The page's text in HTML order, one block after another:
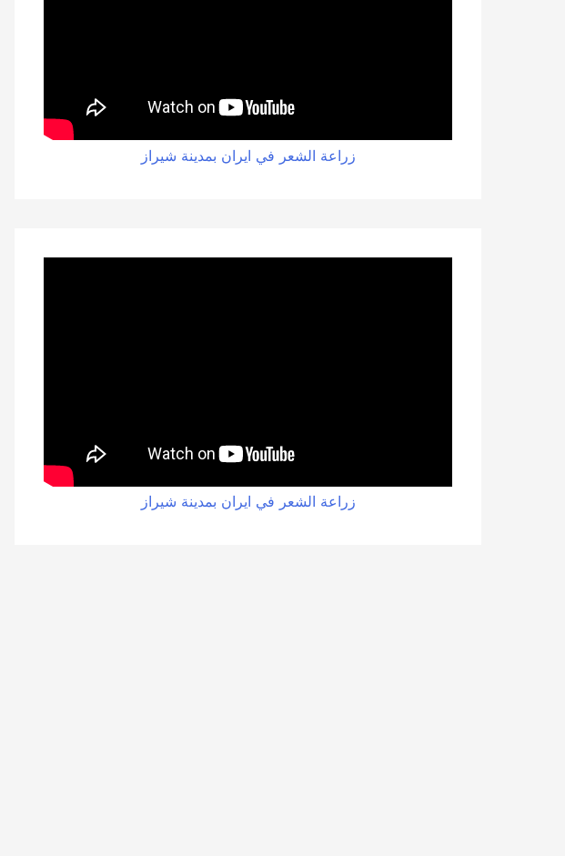
زراعة الشعر في ايران بمدينة شيراز
زراعة الشعر في ايران بمدينة شيراز